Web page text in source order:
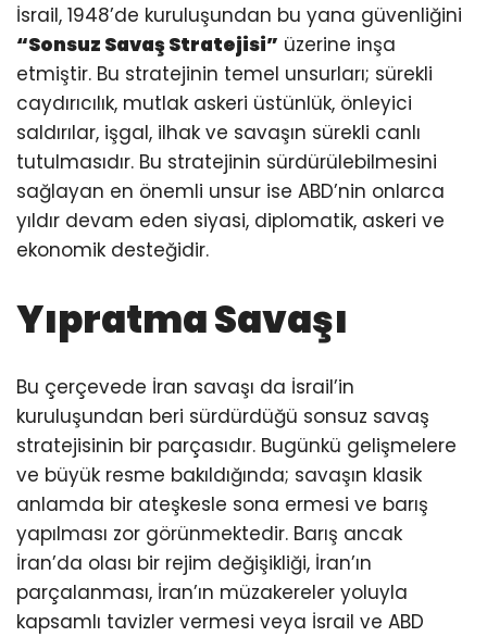
İsrail, 1948’de kuruluşundan bu yana güvenliğini
“Sonsuz Savaş Stratejisi” üzerine inşa
etmiştir. Bu stratejinin temel unsurları; sürekli
caydırıcılık, mutlak askeri üstünlük, önleyici
saldırılar, işgal, ilhak ve savaşın sürekli canlı
tutulmasıdır. Bu stratejinin sürdürülebilmesini
sağlayan en önemli unsur ise ABD’nin onlarca
yıldır devam eden siyasi, diplomatik, askeri ve
ekonomik desteğidir.
Yıpratma Savaşı
Bu çerçevede İran savaşı da İsrail’in
kuruluşundan beri sürdürdüğü sonsuz savaş
stratejisinin bir parçasıdır. Bugünkü gelişmelere
ve büyük resme bakıldığında; savaşın klasik
anlamda bir ateşkesle sona ermesi ve barış
yapılması zor görünmektedir. Barış ancak
İran’da olası bir rejim değişikliği, İran’ın
parçalanması, İran’ın müzakereler yoluyla
kapsamlı tavizler vermesi veya İsrail ve ABD